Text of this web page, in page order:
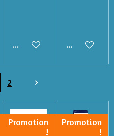
Ajouter au panierAjouter au
2
Promotion
!
Promotion
!